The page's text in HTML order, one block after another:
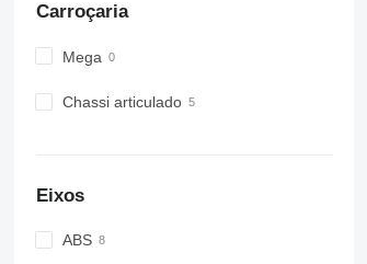
Carroçaria
Mega
Chassi articulado
Eixos
ABS